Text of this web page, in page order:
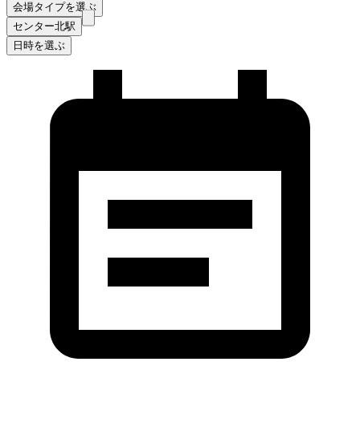
会場タイプを選ぶ
センター北駅
日時を選ぶ